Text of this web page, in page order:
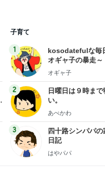
子育て
1
kosodatefulな毎
オギャ子の暴走～
オギャ子
2
日曜日は９時まで
い。
あべかわ
3
四十路シンパパの
日記
はやパパ